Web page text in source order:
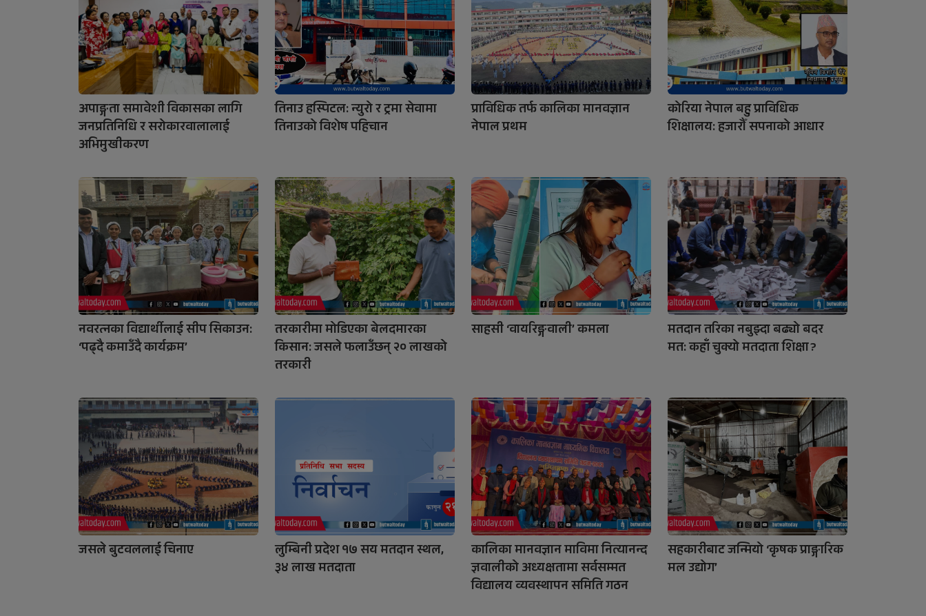
अपाङ्गता समावेशी विकासका लागि
जनप्रतिनिधि र सरोकारवालालाई
अभिमुखीकरण
तिनाउ हस्पिटल: न्युरो र ट्रमा सेवामा
तिनाउको विशेष पहिचान
प्राविधिक तर्फ कालिका मानवज्ञान
नेपाल प्रथम
कोरिया नेपाल बहु प्राविधिक
शिक्षालय: हजारौँ सपनाको आधार
नवरत्नका विद्यार्थीलाई सीप सिकाउन:
‘पढ्दै कमाउँदै कार्यक्रम’
तरकारीमा मोडिएका बेलदमारका
किसान: जसले फलाउँछन् २० लाखको
तरकारी
साहसी ‘वायरिङ्गवाली’ कमला
मतदान तरिका नबुझ्दा बढ्यो बदर
मत: कहाँ चुक्यो मतदाता शिक्षा ?
जसले बुटवललाई चिनाए
लुम्बिनी प्रदेश १७ सय मतदान स्थल,
३४ लाख मतदाता
कालिका मानवज्ञान माविमा नित्यानन्द
ज्ञवालीको अध्यक्षतामा सर्वसम्मत
विद्यालय व्यवस्थापन समिति गठन
सहकारीबाट जन्मियो ‘कृषक प्राङ्गारिक
मल उद्योग’